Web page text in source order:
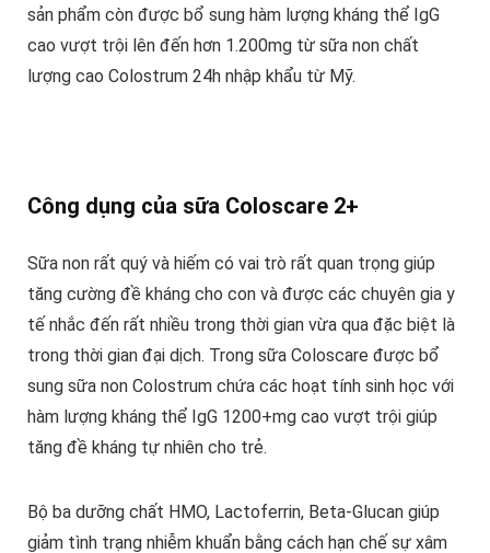
sản phẩm còn được bổ sung hàm lượng kháng thể IgG
cao vượt trội lên đến hơn 1.200mg từ sữa non chất
lượng cao Colostrum 24h nhập khẩu từ Mỹ.
Công dụng của sữa Coloscare 2+
Sữa non rất quý và hiếm có vai trò rất quan trọng giúp
tăng cường đề kháng cho con và được các chuyên gia y
tế nhắc đến rất nhiều trong thời gian vừa qua đặc biệt là
trong thời gian đại dịch. Trong sữa Coloscare được bổ
sung sữa non Colostrum chứa các hoạt tính sinh học với
hàm lượng kháng thể IgG 1200+mg cao vượt trội giúp
tăng đề kháng tự nhiên cho trẻ.
Bộ ba dưỡng chất HMO, Lactoferrin, Beta-Glucan giúp
giảm tình trạng nhiễm khuẩn bằng cách hạn chế sự xâm